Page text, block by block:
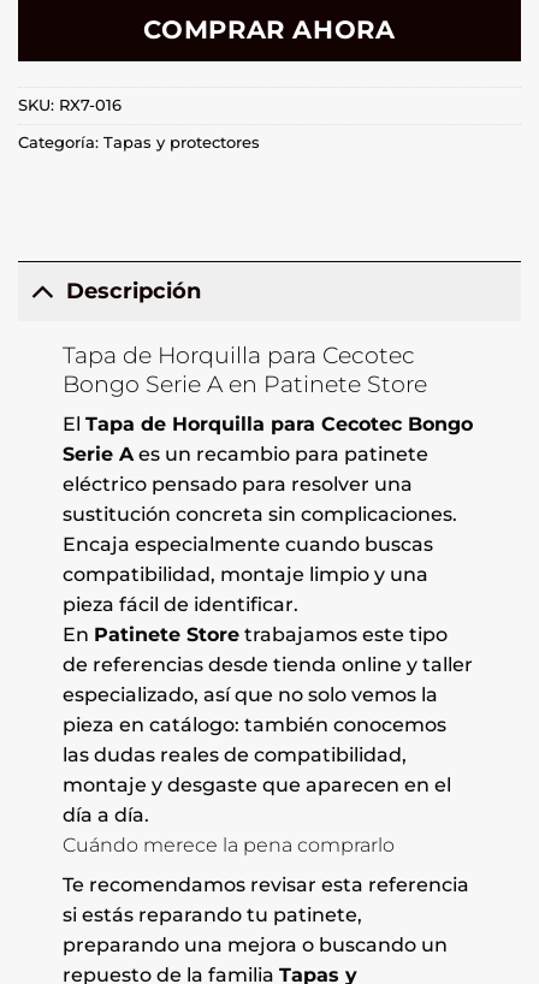
COMPRAR AHORA
SKU: RX7-016
Categoría: Tapas y protectores
Descripción
Tapa de Horquilla para Cecotec
Bongo Serie A en Patinete Store
El Tapa de Horquilla para Cecotec Bongo
Serie Aes un recambio para patinete
eléctrico pensado para resolver una
sustitución concreta sin complicaciones.
Encaja especialmente cuando buscas
compatibilidad, montaje limpio y una
pieza fácil de identificar.
En Patinete Storetrabajamos este tipo
de referencias desde tienda online y taller
especializado, así que no solo vemos la
pieza en catálogo: también conocemos
las dudas reales de compatibilidad,
montaje y desgaste que aparecen en el
día a día.
Cuándo merece la pena comprarlo
Te recomendamos revisar esta referencia
si estás reparando tu patinete,
preparando una mejora o buscando un
repuesto de la familia Tapas y